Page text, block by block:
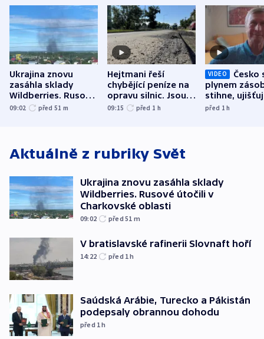
Ukrajina znovu
zasáhla sklady
Wildberries. Rusové
útočili v Charkovské
09:02 před 51 m
Hejtmani řeší
chybějící peníze na
opravu silnic. Jsou
nenárokové, namítá
09:15 před 1 h
VIDEO
Česko
plynem
stihne,
expert.
před 1h
Aktuálně z rubriky Svět
Ukrajina znovu zasáhla sklady
Wildberries. Rusové útočili v
Charkovské oblasti
09:02 před 51 m
V bratislavské rafinerii Slovnaft hoří
14:22 před 1h
Saúdská Arábie, Turecko a Pákistán
podepsaly obrannou dohodu
před 1h